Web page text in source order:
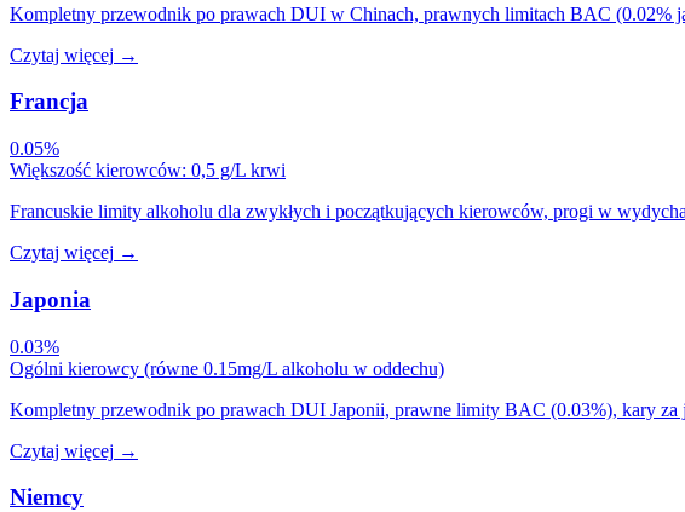
Kompletny przewodnik po prawach DUI w Chinach, prawnych limitach BAC (0.02%
Czytaj więcej →
Francja
0.05%
Większość kierowców: 0,5 g/L krwi
Francuskie limity alkoholu dla zwykłych i początkujących kierowców, progi w
Czytaj więcej →
Japonia
0.03%
Ogólni kierowcy (równe 0.15mg/L alkoholu w oddechu)
Kompletny przewodnik po prawach DUI Japonii, prawne limity BAC (0.03%), kary za
Czytaj więcej →
Niemcy